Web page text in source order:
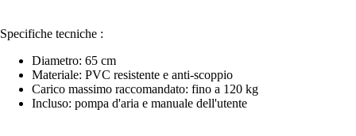
Specifiche tecniche :
Diametro: 65 cm
Materiale: PVC resistente e anti-scoppio
Carico massimo raccomandato: fino a 120 kg
Incluso: pompa d'aria e manuale dell'utente